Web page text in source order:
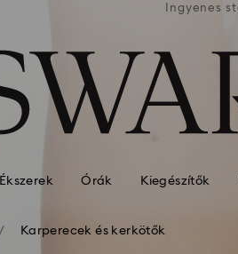
Ingyenes
Ékszerek Órák Kiegészítők
Karperecek és kerkötők